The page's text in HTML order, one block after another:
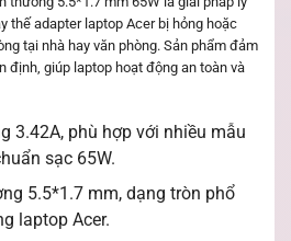
thế adapter laptop Acer bị hỏng hoặc
tại nhà hay văn phòng. Sản phẩm đảm
định, giúp laptop hoạt động an toàn và
3.42A, phù hợp với nhiều mẫu
sạc 65W.
5.5*1.7 mm, dạng tròn phổ
laptop Acer.